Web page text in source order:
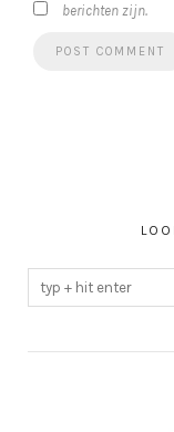
berichten zijn.